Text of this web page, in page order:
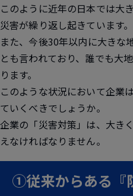
このように近年の日本では大
災害が繰り返し起きています。
また、今後30年以内に大きな
とも言われており、誰でも大
ります。
このような状況において企業
ていくべきでしょうか。
企業の「災害対策」は、大き
えなければなりません。
①従来からある『